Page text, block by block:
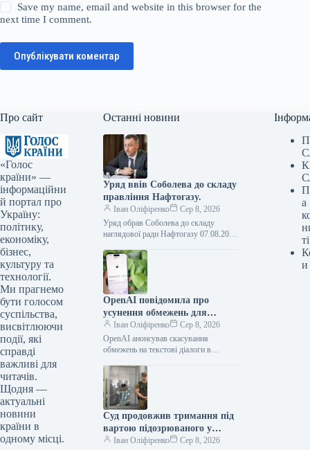
Save my name, email and website in this browser for the
next time I comment.
Опублікувати коментар
Про сайт
«Голос
країни» —
інформаційни
й портал про
Україну:
політику,
економіку,
бізнес,
культуру та
технології.
Ми прагнемо
бути голосом
суспільства,
висвітлюючи
події, які
справді
важливі для
читачів.
Щодня —
актуальні
новини
країни в
одному місці.
Останні новини
Уряд ввів Соболева до складу
правління Нафтогазу.
Іван Оліфіренко
Сер 8, 2026
Уряд обрав Соболева до складу
наглядової ради Нафтогазу 07.08.2026
заступника голови Офісу Президента
Олексія Соболева представником…
OpenAI повідомила про
усунення обмежень для
текстових розмов у ChatGPT
на безкоштовних планах
Іван Оліфіренко
Сер 8, 2026
OpenAI анонсував скасування
обмежень на текстові діалоги в
07.08.2026 16:59 Укрінформ
Американська компанія OpenAI
заявила, що…
Суд продовжив тримання під
вартою підозрюваного у
вбивстві Фаріон на два
Іван Оліфіренко
Сер 8, 2026
а
ті
и